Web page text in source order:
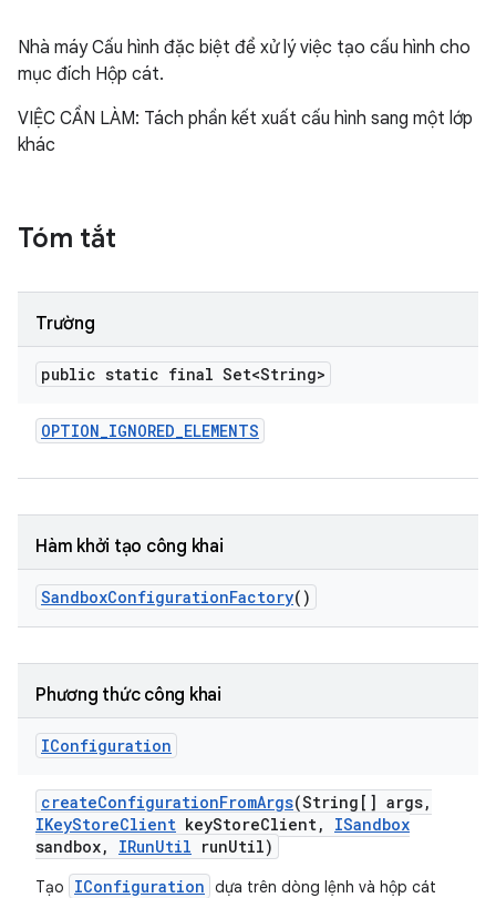
Nhà máy Cấu hình đặc biệt để xử lý việc tạo cấu hình cho
mục đích Hộp cát.
VIỆC CẦN LÀM: Tách phần kết xuất cấu hình sang một lớp
khác
Tóm tắt
Trường
public static final Set<String>
OPTION_IGNORED_ELEMENTS
Hàm khởi tạo công khai
SandboxConfigurationFactory()
Phương thức công khai
IConfiguration
createConfigurationFromArgs(String[] args,
IKeyStoreClient keyStoreClient,
ISandbox
sandbox, IRunUtil runUtil)
Tạo IConfiguration dựa trên dòng lệnh và hộp cát